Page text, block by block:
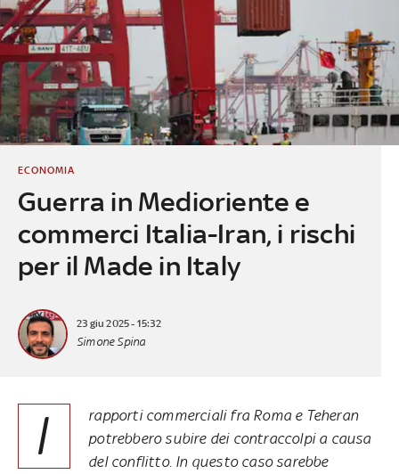
Guerra in Medioriente e
commerci Italia-Iran, i rischi
per il Made in Italy
ECONOMIA
23 giu 2025 - 15:32
Simone Spina
I
rapporti commerciali fra Roma e Teheran
potrebbero subire dei contraccolpi a causa
del conflitto. In questo caso sarebbe